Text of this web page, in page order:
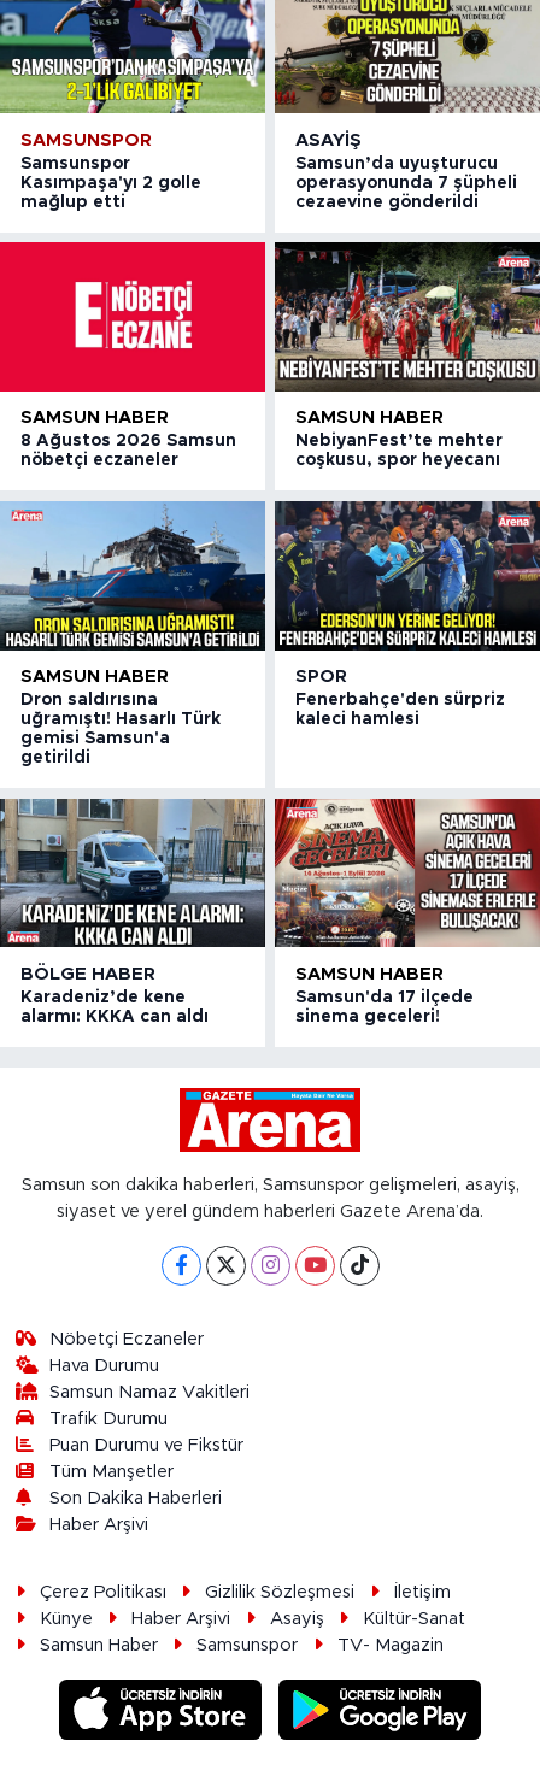
SAMSUNSPOR
Samsunspor
Kasımpaşa'yı 2 golle
mağlup etti
ASAYIŞ
Samsun’da uyuşturucu
operasyonunda 7 şüpheli
cezaevine gönderildi
SAMSUN HABER
8 Ağustos 2026 Samsun
nöbetçi eczaneler
SAMSUN HABER
NebiyanFest’te mehter
coşkusu, spor heyecanı
SAMSUN HABER
Dron saldırısına
uğramıştı! Hasarlı Türk
gemisi Samsun'a
getirildi
SPOR
Fenerbahçe'den sürpriz
kaleci hamlesi
BÖLGE HABER
Karadeniz’de kene
alarmı: KKKA can aldı
SAMSUN HABER
Samsun'da 17 ilçede
sinema geceleri!
Samsun son dakika haberleri, Samsunspor gelişmeleri, asayiş,
siyaset ve yerel gündem haberleri Gazete Arena’da.
Nöbetçi Eczaneler
Hava Durumu
Samsun Namaz Vakitleri
Trafik Durumu
Puan Durumu ve Fikstür
Tüm Manşetler
Son Dakika Haberleri
Haber Arşivi
Çerez Politikası Gizlilik Sözleşmesi
İletişim
Künye
Haber Arşivi Asayiş
Kültür-Sanat
Samsun Haber
Samsunspor TV- Magazin